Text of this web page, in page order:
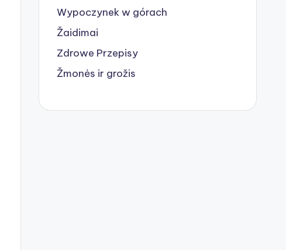
Wypoczynek w górach
Žaidimai
Zdrowe Przepisy
Žmonės ir grožis